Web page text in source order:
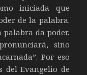
iniciada que
de la palabra.
palabra da poder,
sino
Por eso
del Evangelio de